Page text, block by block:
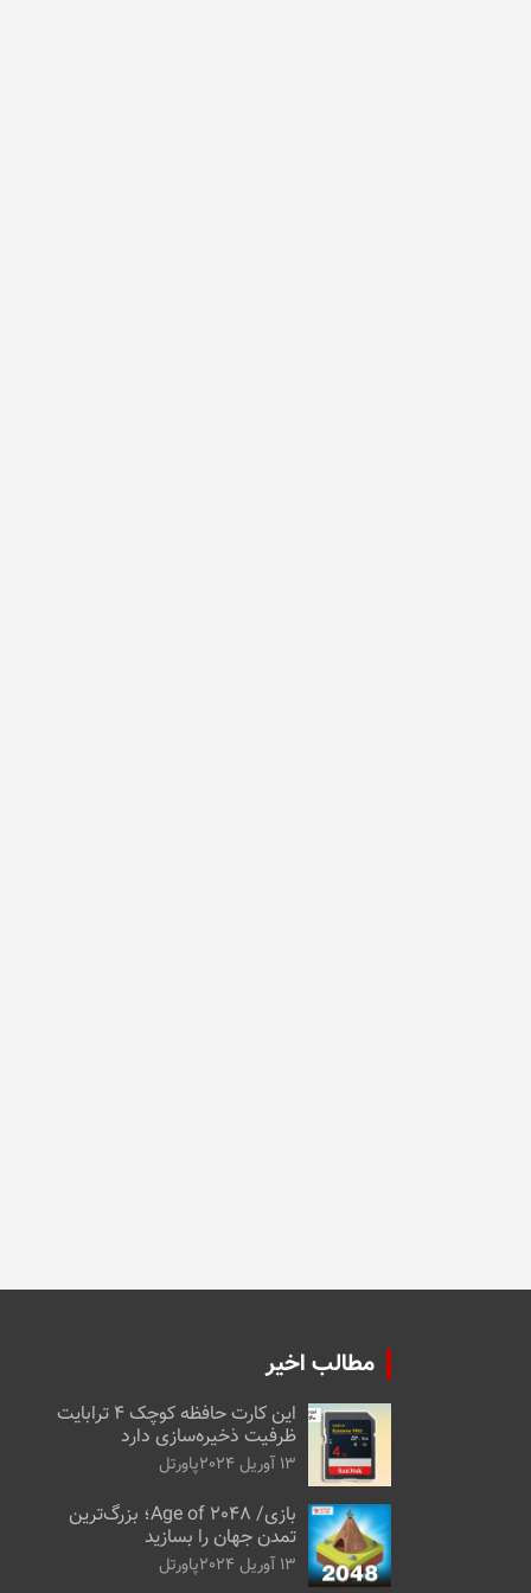
مطالب اخیر
این کارت حافظه کوچک ۴ ترابایت
ظرفیت ذخیره‌سازی دارد
13 آوریل 2024 پاورتل
بازی/ Age of 2048؛ بزرگ‌ترین
تمدن جهان را بسازید
13 آوریل 2024 پاورتل